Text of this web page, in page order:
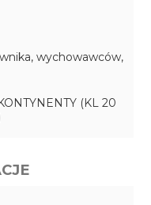
wychowawców,
(KL 20